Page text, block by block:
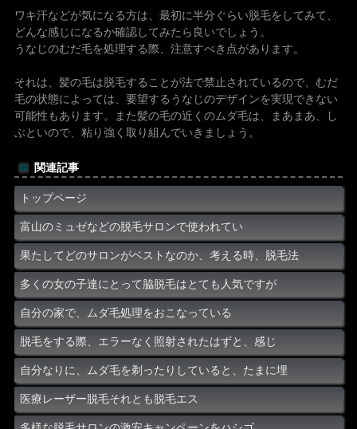
ワキ汗などが気になる方は、最初に半分ぐらい脱毛をしてみて、
どんな感じになるか確認してみたら良いでしょう。
うなじのむだ毛を処理する際、注意すべき点があります。
それは、髪の毛は脱毛することが法で禁止されているので、むだ
毛の状態によっては、要望するうなじのデザインを実現できない
可能性もあります。また髪の毛の近くのムダ毛は、まあまあ、し
ぶといので、粘り強く取り組んでいきましょう。
関連記事
トップページ
富山のミュゼなどの脱毛サロンで使われてい
果たしてどのサロンがベストなのか、考える時、脱毛法
多くの女の子達にとって脇脱毛はとても人気ですが
自分の家で、ムダ毛処理をおこなっている
脱毛をする際、エラーなく照射されたはずと、感じ
自分なりに、ムダ毛を剃ったりしていると、たまに埋
医療レーザー脱毛それとも脱毛エス